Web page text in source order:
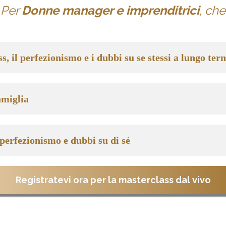
PerDonne manager e imprenditrici, che
il perfezionismo e i dubbi su se stessi a lungo
e dubbi su di sé
Registratevi ora per la masterclass dal vivo